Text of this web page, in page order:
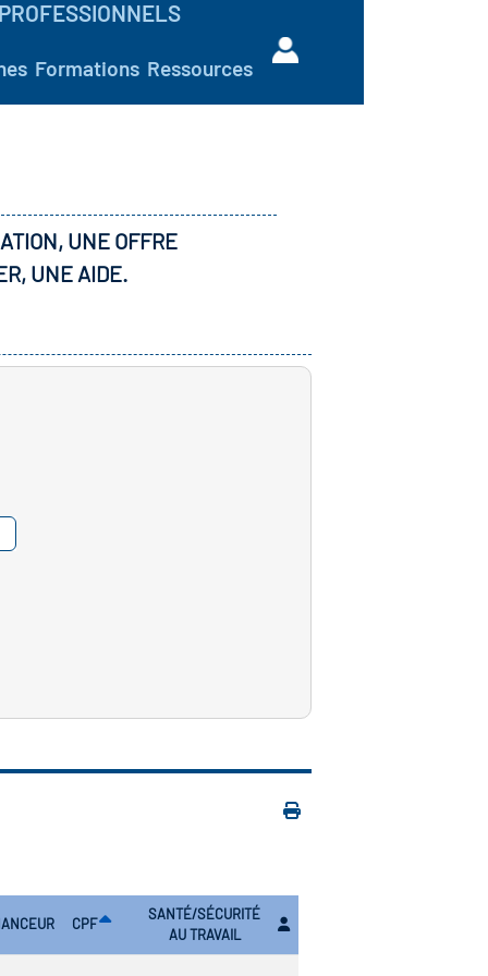
Formations Ressources
UNE OFFRE
UNE AIDE.
CPF
SANTÉ/SÉCURITÉ
AU TRAVAIL